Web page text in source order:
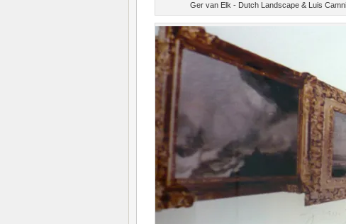
Ger van Elk - Dutch Landscape & Luis